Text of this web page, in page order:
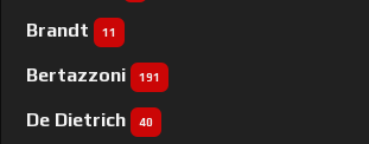
Brandt 11
Bertazzoni 191
De Dietrich 40